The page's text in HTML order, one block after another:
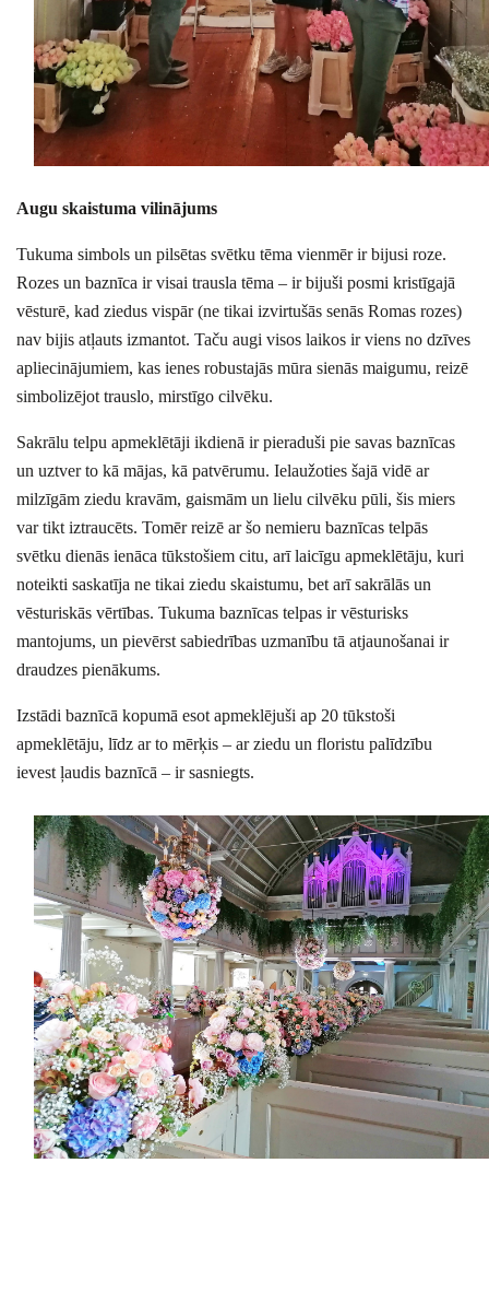
Augu skaistuma vilinājums
Tukuma simbols un pilsētas svētku tēma vienmēr ir bijusi roze.
Rozes un baznīca ir visai trausla tēma – ir bijuši posmi kristīgajā
vēsturē, kad ziedus vispār (ne tikai izvirtušās senās Romas rozes)
nav bijis atļauts izmantot. Taču augi visos laikos ir viens no dzīves
apliecinājumiem, kas ienes robustajās mūra sienās maigumu, reizē
simbolizējot trauslo, mirstīgo cilvēku.
Sakrālu telpu apmeklētāji ikdienā ir pieraduši pie savas baznīcas
un uztver to kā mājas, kā patvērumu. Ielaužoties šajā vidē ar
milzīgām ziedu kravām, gaismām un lielu cilvēku pūli, šis miers
var tikt iztraucēts. Tomēr reizē ar šo nemieru baznīcas telpās
svētku dienās ienāca tūkstošiem citu, arī laicīgu apmeklētāju, kuri
noteikti saskatīja ne tikai ziedu skaistumu, bet arī sakrālās un
vēsturiskās vērtības. Tukuma baznīcas telpas ir vēsturisks
mantojums, un pievērst sabiedrības uzmanību tā atjaunošanai ir
draudzes pienākums.
Izstādi baznīcā kopumā esot apmeklējuši ap 20 tūkstoši
apmeklētāju, līdz ar to mērķis – ar ziedu un floristu palīdzību
ievest ļaudis baznīcā – ir sasniegts.